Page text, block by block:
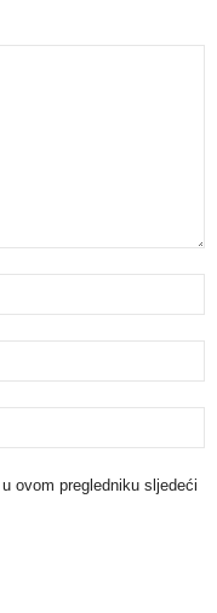
ovom pregledniku sljedeći